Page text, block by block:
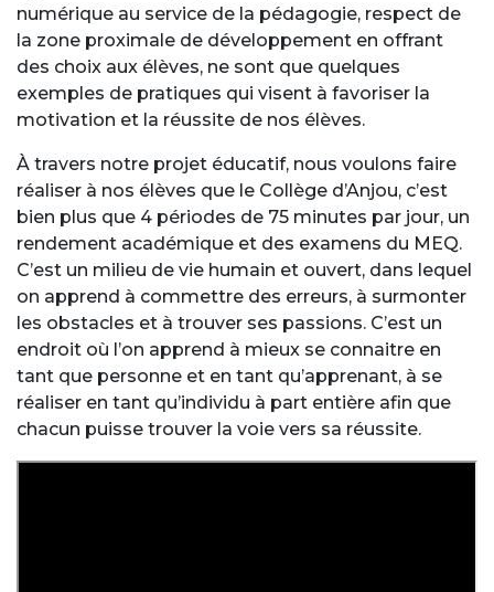
numérique au service de la pédagogie, respect de
la zone proximale de développement en offrant
des choix aux élèves, ne sont que quelques
exemples de pratiques qui visent à favoriser la
motivation et la réussite de nos élèves.
À travers notre projet éducatif, nous voulons faire
réaliser à nos élèves que le Collège d’Anjou, c’est
bien plus que 4 périodes de 75 minutes par jour, un
rendement académique et des examens du MEQ.
C’est un milieu de vie humain et ouvert, dans lequel
on apprend à commettre des erreurs, à surmonter
les obstacles et à trouver ses passions. C’est un
endroit où l’on apprend à mieux se connaitre en
tant que personne et en tant qu’apprenant, à se
réaliser en tant qu’individu à part entière afin que
chacun puisse trouver la voie vers sa réussite.